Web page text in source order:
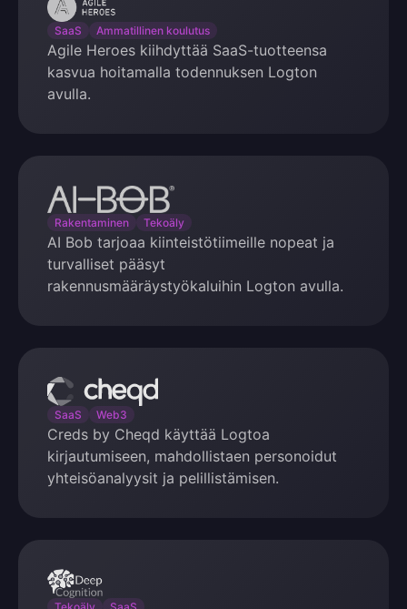
SaaS Ammatillinen koulutus
Agile
Heroes
Agile Heroes kiihdyttää SaaS-tuotteensa
kasvua hoitamalla todennuksen Logton
avulla.
Rakentaminen Tekoäly
AI
Bob
AI Bob tarjoaa kiinteistötiimeille nopeat ja
turvalliset pääsyt
rakennusmääräystyökaluihin Logton avulla.
SaaS Web3
Cheqd
Creds by Cheqd käyttää Logtoa
kirjautumiseen, mahdollistaen personoidut
yhteisöanalyysit ja pelillistämisen.
DeepCognition